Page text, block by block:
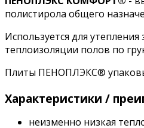
полистирола общего
Используется для
теплоизоляции полов по
Плиты ПЕНОПЛЭКС®
Характеристики /
неизменно низкая